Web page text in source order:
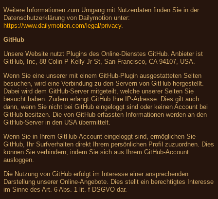
Weitere Informationen zum Umgang mit Nutzerdaten finden Sie in der
Datenschutzerklärung von Dailymotion unter:
https://www.dailymotion.com/legal/privacy.
GitHub
Unsere Website nutzt Plugins des Online-Dienstes GitHub. Anbieter ist
GitHub, Inc, 88 Colin P Kelly Jr St, San Francisco, CA 94107, USA.
Wenn Sie eine unserer mit einem GitHub-Plugin ausgestatteten Seiten
besuchen, wird eine Verbindung zu den Servern von GitHub hergestellt.
Dabei wird dem GitHub-Server mitgeteilt, welche unserer Seiten Sie
besucht haben. Zudem erlangt GitHub Ihre IP-Adresse. Dies gilt auch
dann, wenn Sie nicht bei GitHub eingeloggt sind oder keinen Account bei
GitHub besitzen. Die von GitHub erfassten Informationen werden an den
GitHub-Server in den USA übermittelt.
Wenn Sie in Ihrem GitHub-Account eingeloggt sind, ermöglichen Sie
GitHub, Ihr Surfverhalten direkt Ihrem persönlichen Profil zuzuordnen. Dies
können Sie verhindern, indem Sie sich aus Ihrem GitHub-Account
ausloggen.
Die Nutzung von GitHub erfolgt im Interesse einer ansprechenden
Darstellung unserer Online-Angebote. Dies stellt ein berechtigtes Interesse
im Sinne des Art. 6 Abs. 1 lit. f DSGVO dar.